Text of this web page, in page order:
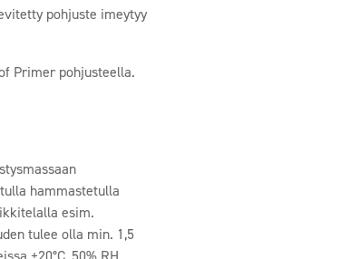
pohjuste imeytyy
Primer pohjusteella.
hammastetulla
esim.
tulee olla min. 1,5